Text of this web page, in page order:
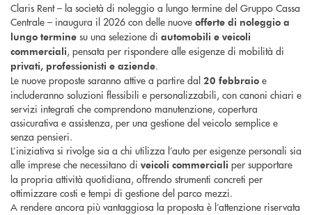
Claris Rent – la società di noleggio a lungo termine del Gruppo Cassa
Centrale – inaugura il 2026 con delle nuove offerte di noleggio a
lungo termine su una selezione di automobili e veicoli
commerciali, pensata per rispondere alle esigenze di mobilità di
privati, professionisti e aziende.
Le nuove proposte saranno attive a partire dal 20 febbraio e
includeranno soluzioni flessibili e personalizzabili, con canoni chiari e
servizi integrati che comprendono manutenzione, copertura
assicurativa e assistenza, per una gestione del veicolo semplice e
senza pensieri.
L’iniziativa si rivolge sia a chi utilizza l’auto per esigenze personali sia
alle imprese che necessitano di veicoli commerciali per supportare
la propria attività quotidiana, offrendo strumenti concreti per
ottimizzare costi e tempi di gestione del parco mezzi.
A rendere ancora più vantaggiosa la proposta è l’attenzione riservata